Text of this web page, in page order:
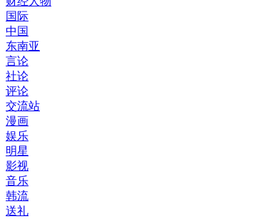
国际
中国
东南亚
言论
社论
评论
交流站
漫画
娱乐
明星
影视
音乐
韩流
送礼